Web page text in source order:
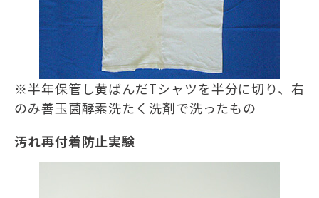
※半年保管し黄ばんだTシャツを半分に切り、右
のみ善玉菌酵素洗たく洗剤で洗ったもの
汚れ再付着防止実験